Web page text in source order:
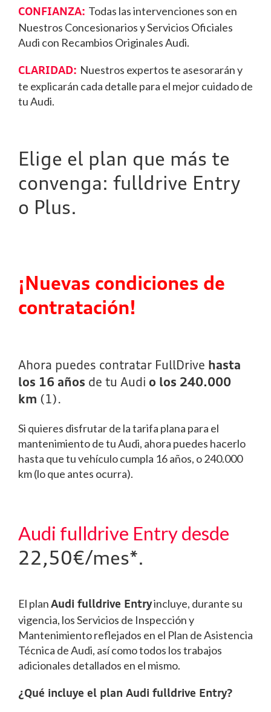
CONFIANZA: Todas las intervenciones son en
Nuestros Concesionarios y Servicios Oficiales
Audi con Recambios Originales Audi.
CLARIDAD: Nuestros expertos te asesorarán y
te explicarán cada detalle para el mejor cuidado de
tu Audi.
Elige el plan que más te
convenga: fulldrive Entry
o Plus.
¡Nuevas condiciones de
contratación!
Ahora puedes contratar FullDrive hasta
los 16 años de tu Audi o los 240.000
km (1).
Si quieres disfrutar de la tarifa plana para el
mantenimiento de tu Audi, ahora puedes hacerlo
hasta que tu vehículo cumpla 16 años, o 240.000
km (lo que antes ocurra).
Audi fulldrive Entry desde
22,50€/mes*.
El plan Audi fulldrive Entryincluye, durante su
vigencia, los Servicios de Inspección y
Mantenimiento reflejados en el Plan de Asistencia
Técnica de Audi, así como todos los trabajos
adicionales detallados en el mismo.
¿Qué incluye el plan Audi fulldrive Entry?